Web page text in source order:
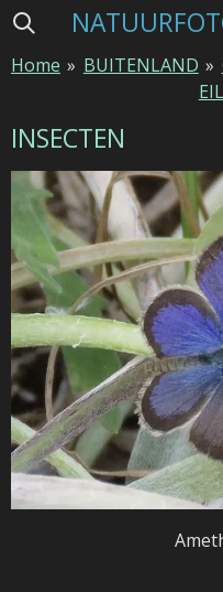
Ga
naar
hoofdinhoud
Home » BUITENLAND »
INSECTEN